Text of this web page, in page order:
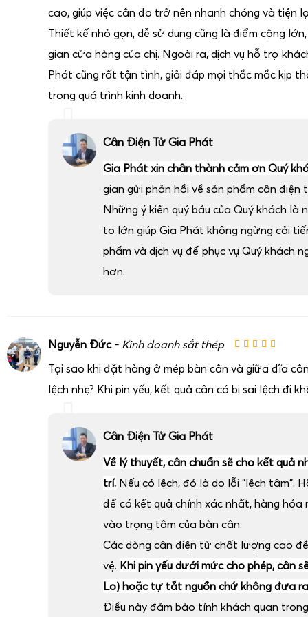
cao, giúp việc cân đo trở nên nhanh chóng và tiện
Thiết kế nhỏ gọn, dễ sử dụng cũng là điểm cộng
gian cửa hàng của chị. Ngoài ra, dịch vụ hỗ trợ
Phát cũng rất tận tình, giải đáp mọi thắc mắc kịp
trong quá trình kinh doanh.
Cân Điện Tử Gia Phát
Gia Phát xin chân thành cảm ơn Quý
gian gửi phản hồi về sản phẩm cân điện
Những ý kiến quý báu của Quý khách là
to lớn giúp Gia Phát không ngừng cải
phẩm và dịch vụ để phục vụ Quý khách
hơn.
Nguyễn Đức - Kinh doanh sắt thép
Tại sao khi đặt hàng ở mép bàn cân và giữa đĩa
lệch nhẹ? Khi pin yếu, kết quả cân có bị sai lệch đi
Cân Điện Tử Gia Phát
Về lý thuyết, cân chuẩn sẽ cho kết quả
trí. Nếu có lệch, đó là do lỗi "lệch tâm".
để có kết quả chính xác nhất, hàng
vào trọng tâm của bàn cân.
Các dòng cân điện tử chất lượng cao
vệ. Khi pin yếu dưới mức cho phép, cân
Lo) hoặc tự tắt nguồn chứ không đưa
Điều này đảm bảo tính khách quan